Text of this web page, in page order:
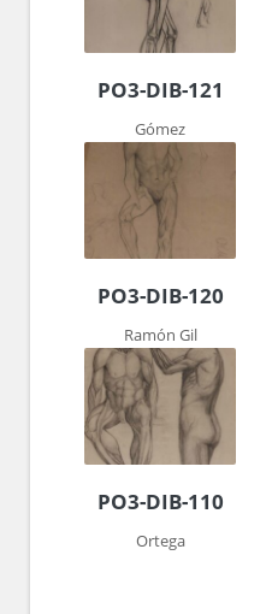
PO3-DIB-121
Gómez
PO3-DIB-120
Ramón Gil
PO3-DIB-110
Ortega